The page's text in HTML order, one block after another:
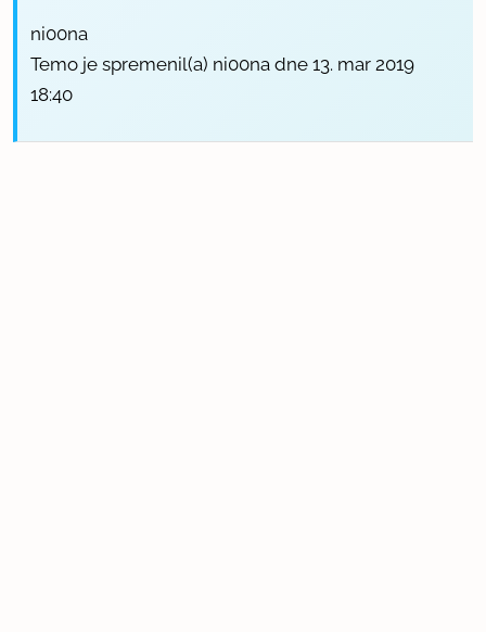
ni00na
Temo je spremenil(a) ni00na dne 13. mar 2019
18:40